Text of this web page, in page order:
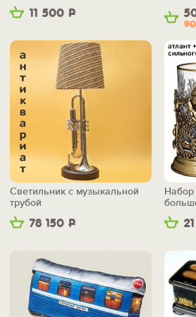
11 500 Р
78 150 Р
Светильник с музыкальной
трубой
Набор